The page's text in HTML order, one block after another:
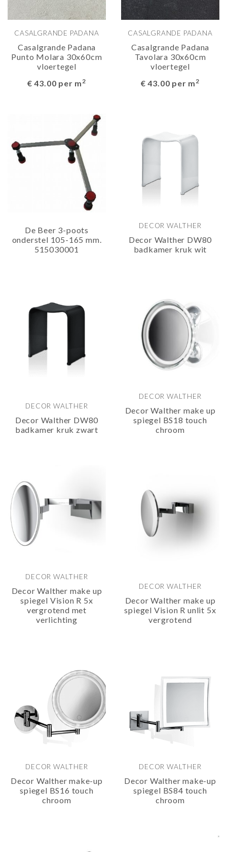
CASALGRANDE PADANA
Casalgrande Padana
Punto Molara 30x60cm
vloertegel
€ 43.00 per m2
CASALGRANDE PADANA
Casalgrande Padana
Tavolara 30x60cm
vloertegel
€ 43.00 per m2
De Beer 3-poots
onderstel 105-165 mm.
515030001
DECOR WALTHER
Decor Walther DW80
badkamer kruk wit
DECOR WALTHER
Decor Walther DW80
badkamer kruk zwart
DECOR WALTHER
Decor Walther make up
spiegel BS18 touch
chroom
DECOR WALTHER
Decor Walther make up
spiegel Vision R 5x
vergrotend met
verlichting
DECOR WALTHER
Decor Walther make up
spiegel Vision R unlit 5x
vergrotend
DECOR WALTHER
Decor Walther make-up
spiegel BS16 touch
chroom
DECOR WALTHER
Decor Walther make-up
spiegel BS84 touch
chroom